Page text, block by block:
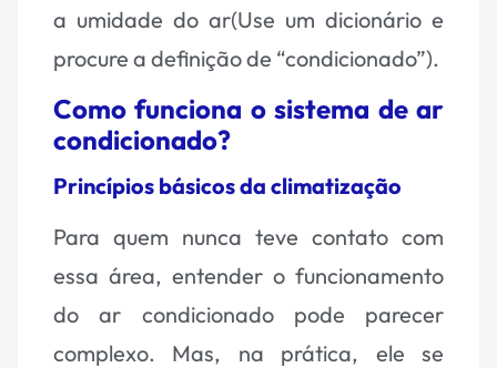
a umidade do ar(Use um dicionário e
procure a definição de “condicionado”).
Como funciona o sistema de ar
condicionado?
Princípios básicos da climatização
Para quem nunca teve contato com
essa área, entender o funcionamento
do ar condicionado pode parecer
complexo. Mas, na prática, ele se